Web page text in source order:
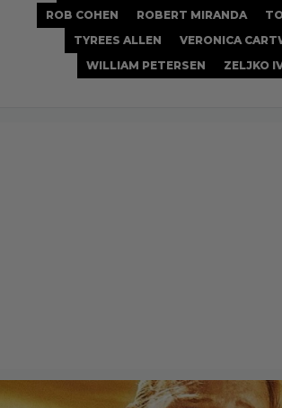
ROB COHEN
ROBERT MIRANDA
TYREES ALLEN
VERONICA
WILLIAM PETERSEN
ZELJKO